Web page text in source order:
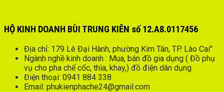
HỘ KINH DOANH BÙI TRUNG KIÊN số 12.A8.0117456
Địa chỉ: 179 Lê Đại Hành, phường Kim Tân, TP. Lào Cai"
Ngành nghề kinh doanh : Mua, bán đồ gia dụng ( Đồ phụ
vụ cho pha chế cốc, thìa, khay,) đồ điện dân dụng
Điện thoại: 0941 884 338
Email: phukienphache24@gmail.com